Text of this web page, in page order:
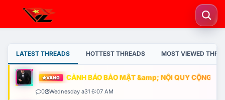
LATEST THREADS HOTTEST THREADS MOST VIEWED
VÀNG CẢNH BÁO BẢO MẬT &amp; NỘI QUY CỘNG
0 Wednesday a31 6:07 AM